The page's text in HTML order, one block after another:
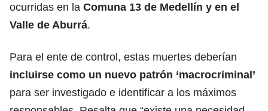
ocurridas en la Comuna 13 de Medellín y en el
Valle de Aburrá.
Para el ente de control, estas muertes deberían
incluirse como un nuevo patrón ‘macrocriminal’
para ser investigado e identificar a los máximos